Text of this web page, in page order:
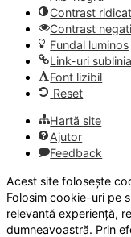
Contrast ridicat
Contrast
Fundal luminos
Link-uri
Font lizibil
Reset
Hartă site
Ajutor
Feedback
Acest site folosește
Folosim cookie-uri pe
relevantă experiență,
dumneavoastră. Prin